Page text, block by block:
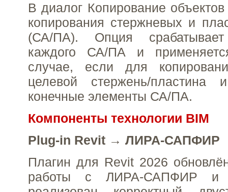
В диалог Копирование
копирования стержневых и
(СА/ПА). Опция
каждого СА/ПА и
случае, если для
целевой стержень/
конечные элементы СА/ПА.
Компоненты технологии BIM
Plug-in Revit → ЛИРА-САПФИР
Плагин для Revit 2026
работы с ЛИРА-САПФИР и